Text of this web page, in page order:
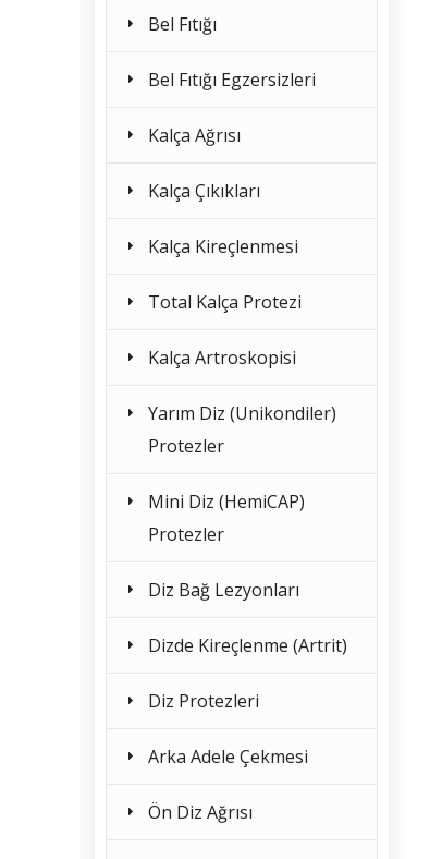
Bel Fıtığı
Bel Fıtığı Egzersizleri
Kalça Ağrısı
Kalça Çıkıkları
Kalça Kireçlenmesi
Total Kalça Protezi
Kalça Artroskopisi
Yarım Diz (Unikondiler)
Protezler
Mini Diz (HemiCAP)
Protezler
Diz Bağ Lezyonları
Dizde Kireçlenme (Artrit)
Diz Protezleri
Arka Adele Çekmesi
Ön Diz Ağrısı